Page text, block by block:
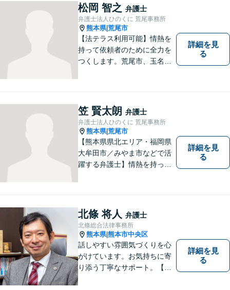
松岡 智之 弁護士
弁護士法人ひのくに 荒尾事務所
熊本県|荒尾市
【法テラス利用可能】情熱を
持って依頼者のために全力を
つくします。荒尾市、玉名郡
能。個人、企業どちらの案件
にも対応可能ですのでお気軽
にご相談ください。【幅広い
案件のご相談可能】
詳細を見
る
笠 賢太朗 弁護士
弁護士法人ひのくに 荒尾事務所
熊本県|荒尾市
【熊本県県北エリア・福岡県
大牟田市／みやま市などで活
躍する弁護士】情熱を持って
題に1つ1つ丁寧に取り組みま
す。離婚 、相続、交通事故、
企業法務など幅広いお困りご
とに対応可能です！
詳細を見
る
北條 将人 弁護士
北條総合法律事務所
熊本県|熊本市中央区
話しやすい雰囲気づくりを心
がけています。お気持ちに寄
り添う丁寧なサポート。【借
詳細を見
る